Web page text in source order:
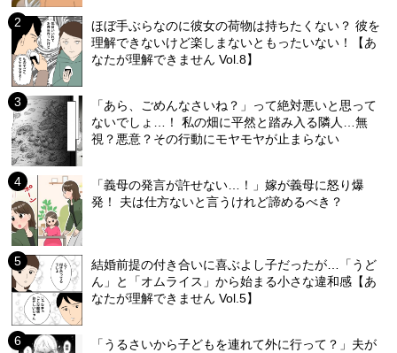
ほぼ手ぶらなのに彼女の荷物は持ちたくない？ 彼を
理解できないけど楽しまないともったいない！【あ
なたが理解できません Vol.8】
「あら、ごめんなさいね？」って絶対悪いと思って
ないでしょ…！ 私の畑に平然と踏み入る隣人…無
視？悪意？その行動にモヤモヤが止まらない
「義母の発言が許せない…！」嫁が義母に怒り爆
発！ 夫は仕方ないと言うけれど諦めるべき？
結婚前提の付き合いに喜ぶよし子だったが…「うど
ん」と「オムライス」から始まる小さな違和感【あ
なたが理解できません Vol.5】
「うるさいから子どもを連れて外に行って？」夫が